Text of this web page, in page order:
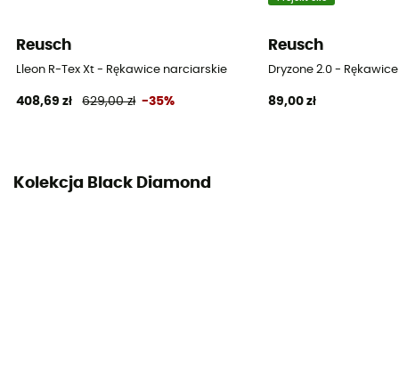
Materiał
Full goat leather palm
Reusch
Lleon R-Tex Xt - Rękawice narciarskie
408,69 zł 629,00 zł -35%
Reusch
Dryzone 2.0 -
89,00 zł
Kolekcja Black Diamond